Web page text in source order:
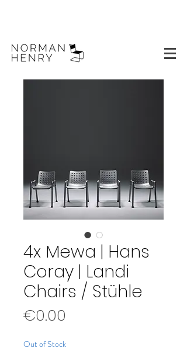
4x Mewa | Hans
Coray | Landi
Chairs / Stühle
€0.00
Out of Stock